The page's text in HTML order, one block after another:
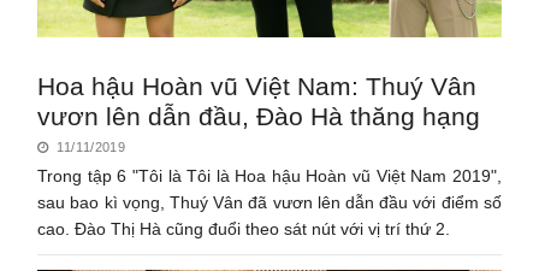
Hoa hậu Hoàn vũ Việt Nam: Thuý Vân
vươn lên dẫn đầu, Đào Hà thăng hạng
11/11/2019
Trong tập 6 "Tôi là Tôi là Hoa hậu Hoàn vũ Việt Nam 2019",
sau bao kì vọng, Thuý Vân đã vươn lên dẫn đầu với điểm số
cao. Đào Thị Hà cũng đuổi theo sát nút với vị trí thứ 2.